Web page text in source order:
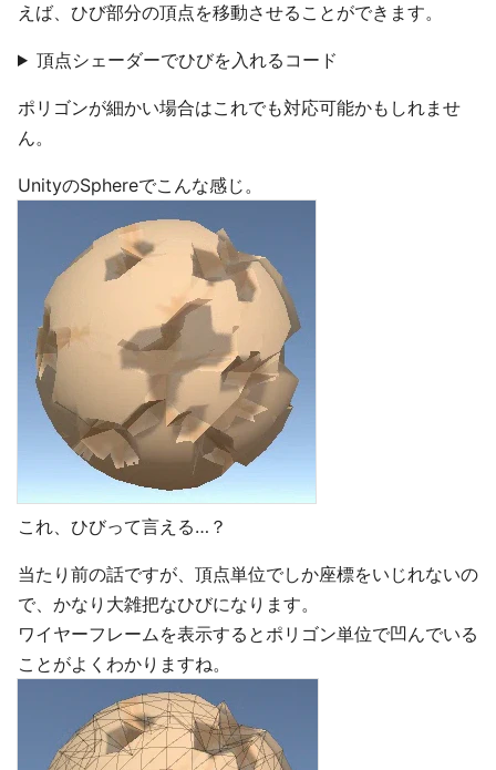
えば、ひび部分の頂点を移動させることができます。
頂点シェーダーでひびを入れるコード
ポリゴンが細かい場合はこれでも対応可能かもしれませ
ん。
UnityのSphereでこんな感じ。
これ、ひびって言える…？
当たり前の話ですが、頂点単位でしか座標をいじれないの
で、かなり大雑把なひびになります。
ワイヤーフレームを表示するとポリゴン単位で凹んでいる
ことがよくわかりますね。